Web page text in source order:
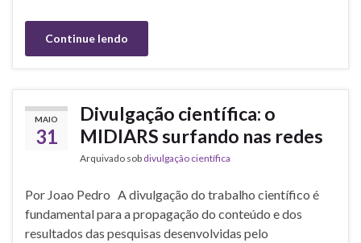
Continue lendo
MAIO
31
Divulgação científica: o
MIDIARS surfando nas redes
Arquivado sob divulgação científica
Por Joao Pedro A divulgação do trabalho científico é
fundamental para a propagação do conteúdo e dos
resultados das pesquisas desenvolvidas pelo